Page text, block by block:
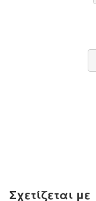
Σχετίζεται με